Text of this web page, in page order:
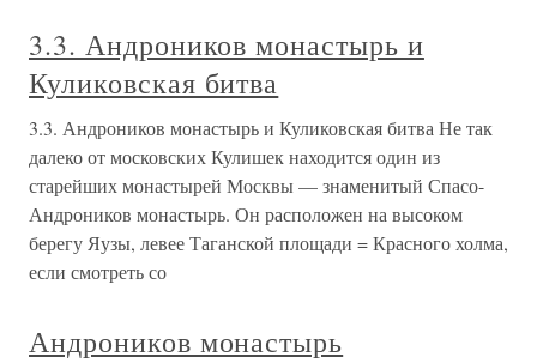
3.3. Андроников монастырь и
Куликовская битва
3.3. Андроников монастырь и Куликовская битва Не так
далеко от московских Кулишек находится один из
старейших монастырей Москвы — знаменитый Спасо-
Андроников монастырь. Он расположен на высоком
берегу Яузы, левее Таганской площади = Красного холма,
если смотреть со
Андроников монастырь